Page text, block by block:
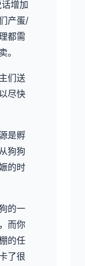
增加
产蛋/
都需
。
们送
尽快
是孵
狗狗
的时
的一
而你
的任
了很